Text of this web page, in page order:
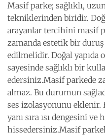
Masif parke; sağlıklı,
tekniklerinden biridir.
arayanlar tercihini masif
zamanda estetik bir
edilmelidir. Doğal yapıda
sayesinde sağlıklı bir
edersiniz.Masif parkede
almaz. Bu durumun
ses izolasyonunu eklenir.
yanı sıra ısı dengesini
hissedersiniz.Masif